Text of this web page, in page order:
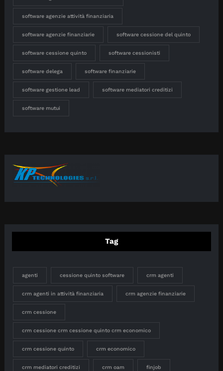
software agenzie attività finanziaria
software agenzie finanziarie software cessione del quinto
software cessione quinto software cessionisti
software delega software finanziarie
software gestione lead software mediatori creditizi
software mutui
Tag
agenti cessione quinto software crm agenti
crm agenti in attività finanziaria crm agenzie finanziarie
crm cessione
crm cessione crm cessione quinto crm economico
crm cessione quinto crm economico
crm mediatori creditizi crm oam finjob